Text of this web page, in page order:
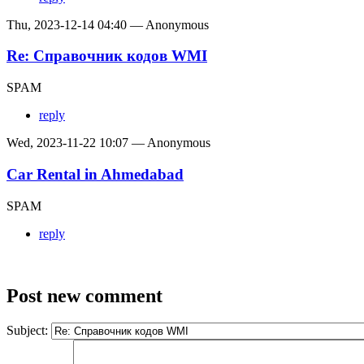
Thu, 2023-12-14 04:40 — Anonymous
Re: Справочник кодов WMI
SPAM
reply
Wed, 2023-11-22 10:07 — Anonymous
Car Rental in Ahmedabad
SPAM
reply
Post new comment
Subject: